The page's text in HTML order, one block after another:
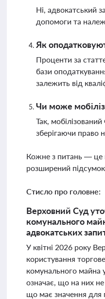
Ні, адвокатський
допомоги та
Як
Проценти за
бази
залежить від
Чи може
Так,
зберігаючи право
Кожне з питань — це
розширений
Стисло про головне:
Верховний Суд
комунального
адвокатських
У квітні 2026 року
користування
комунального майна
означає, що на них
що має значення для